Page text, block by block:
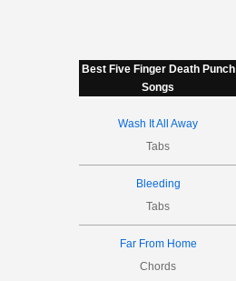
Best Five Finger Death Punch
Songs
Wash It All Away
Tabs
Bleeding
Tabs
Far From Home
Chords